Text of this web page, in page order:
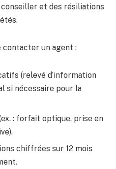
et des résiliations
contacter un agent :
(relevé d’information
si nécessaire pour la
: forfait optique, prise en
chiffrées sur 12 mois